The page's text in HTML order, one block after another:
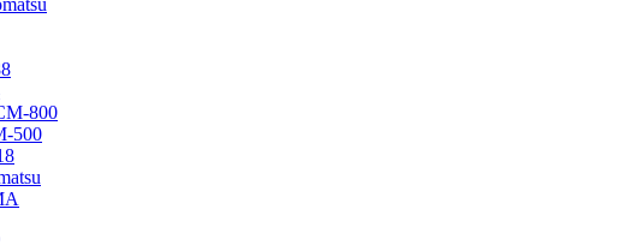
800
500